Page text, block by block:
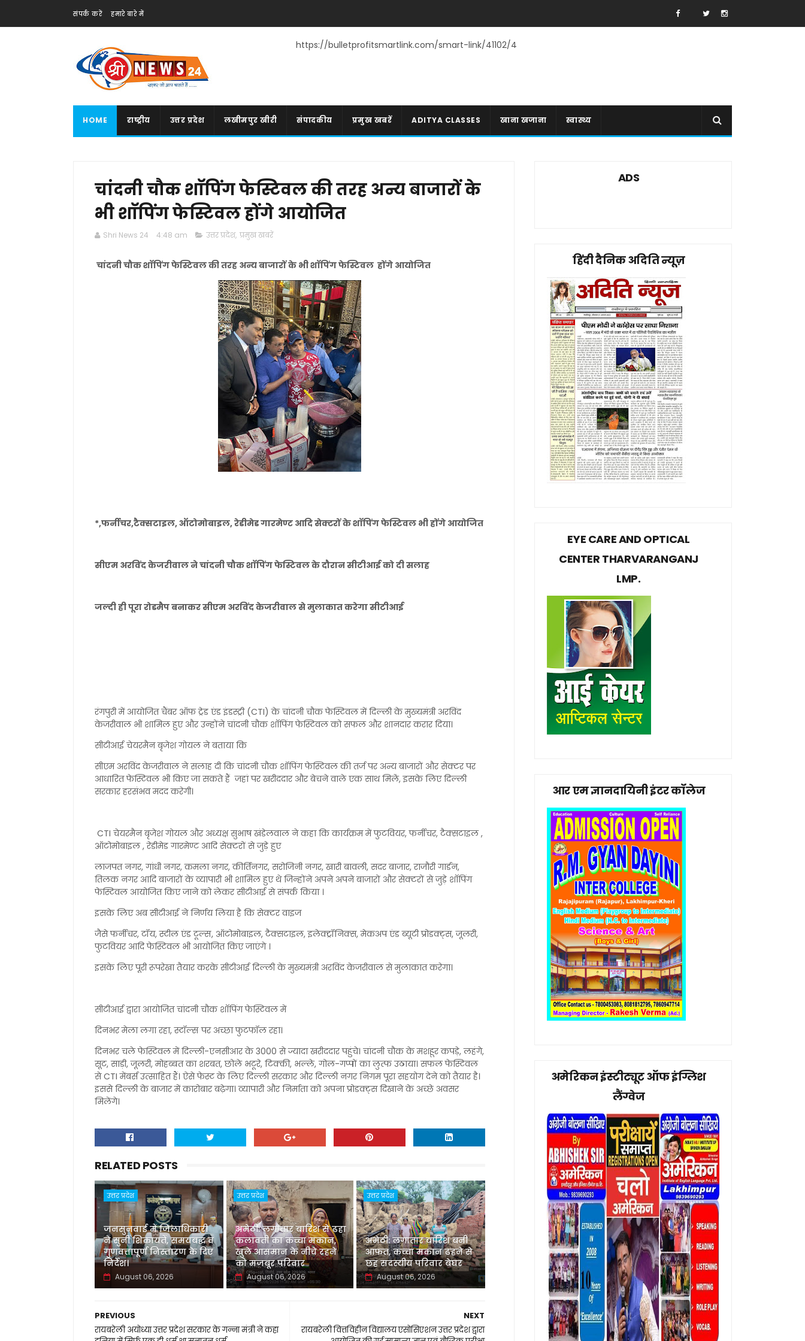
संपर्क करें हमारे बारे में
https://bulletprofitsmartlink.com/smart-link/41102/4
HOME राष्ट्रीय उत्तर प्रदेश लखीमपुर खीरी संपादकीय प्रमुख खबरें ADITYA CLASSES खाना खजाना स्वास्थ्य
चांदनी चौक शाॅपिंग फेस्टिवल की तरह अन्य बाजारों के
भी शाॅपिंग फेस्टिवल होंगे आयोजित
Shri News 24 4:48 am उत्तर प्रदेश, प्रमुख खबरें
चांदनी चौक शाॅपिंग फेस्टिवल की तरह अन्य बाजारों के भी शाॅपिंग फेस्टिवल होंगे आयोजित
*,फर्नीचर,टैक्सटाइल, ऑटोमोबाइल, रेडीमेड गारमेण्ट आदि सेक्टरों के शाॅपिंग फेस्टिवल भी होंगे आयोजित
सीएम अरविंद केजरीवाल ने चांदनी चौक शाॅपिंग फेस्टिवल के दौरान सीटीआई को दी सलाह
जल्दी ही पूरा रोडमैप बनाकर सीएम अरविंद केजरीवाल से मुलाकात करेगा सीटीआई
रंगपुरी में आयोजित चैंबर ऑफ ट्रेड एंड इंडस्ट्री (CTI) के चांदनी चौक फेस्टिवल में दिल्ली के मुख्यमंत्री अरविंद
केजरीवाल भी शामिल हुए और उन्होंने चांदनी चौक शाॅपिंग फेस्टिवल को सफल और शानदार करार दिया।
सीटीआई चेयरमैन बृजेश गोयल ने बताया कि
सीएम अरविंद केजरीवाल ने सलाह दी कि चांदनी चौक शॉपिंग फेस्टिवल की तर्ज पर अन्य बाजारों और सेक्टर पर
आधारित फेस्टिवल भी किए जा सकते हैं जहां पर खरीददार और बेचने वाले एक साथ मिलें‌, इसके लिए दिल्ली
सरकार हरसंभव मदद करेगी।
CTI चेयरमैन बृजेश गोयल और अध्यक्ष सुभाष खंडेलवाल ने कहा कि कार्यक्रम में फुटवियर, फर्नीचर, टैक्सटाइल ,
ऑटोमोबाइल , रेडीमेड गारमेण्ट आदि सेक्टरों से जुड़े हुए
लाजपत नगर, गांधी नगर, कमला नगर, कीर्तिनगर, सरोजिनी नगर, खारी बावली, सदर बाजार, राजौरी गार्डन,
तिलक नगर आदि बाजारों के व्यापारी भी शामिल हुए थे जिन्होंने अपने अपने बाजारों और सेक्टरों से जुड़े शाॅपिंग
फेस्टिवल आयोजित किए जाने को लेकर सीटीआई से संपर्क किया ।
इसके लिए अब सीटीआई ने निर्णय लिया है कि सेक्टर वाइज
जैसे फर्नीचर, टॉय, स्टील एंड टूल्स, ऑटोमोबाइल, टैक्सटाइल, इलेक्ट्रॉनिक्स, मेकअप एंड ब्यूटी प्रोडक्ट्स, जूलरी,
फुटवियर आदि फेस्टिवल भी आयोजित किए जाएंगे ।
इसके लिए पूरी रूपरेखा तैयार करके सीटीआई दिल्ली के मुख्यमंत्री अरविंद केजरीवाल से मुलाकात करेगा।
सीटीआई द्वारा आयोजित चांदनी चौक शाॅपिंग फेस्टिवल में
दिनभर मेला लगा रहा, स्टॉल्स पर अच्छा फुटफॉल रहा।
दिनभर चले फेस्टिवल में दिल्ली-एनसीआर के 3000 से ज्यादा खरीददार पहुंचे। चांदनी चौक के मशहूर कपड़े, लहंगे,
सूट, साड़ी, जूलरी, मोहब्बत का शरबत, छोले भटूरे, टिक्की, भल्ले, गोल-गप्पों का लुत्फ उठाया। सफल फेस्टिवल
से CTI मेंबर्स उत्साहित हैं। ऐसे फेस्ट के लिए दिल्ली सरकार और दिल्ली नगर निगम पूरा सहयोग देने को तैयार है।
इससे दिल्ली के बाजार में कारोबार बढ़ेगा। व्यापारी और निर्माता को अपना प्रोडक्ट्स दिखाने के अच्छे अवसर
मिलेंगे।
RELATED POSTS
उत्तर प्रदेश
जनसुनवाई में जिलाधिकारी
ने सुनीं शिकायतें, समयबद्ध व
गुणवत्तापूर्ण निस्तारण के दिए
निर्देश।
August 06, 2026
उत्तर प्रदेश
अमेठी: लगातार बारिश से ढहा
कलावती का कच्चा मकान,
खुले आसमान के नीचे रहने
को मजबूर परिवार
August 06, 2026
उत्तर प्रदेश
अमेठी: लगातार बारिश बनी
आफत, कच्चा मकान ढहने से
छह सदस्यीय परिवार बेघर
August 06, 2026
NEXT
रायबरेली वित्तविहीन विद्यालय एसोसिएशन उत्तर प्रदेश द्वारा
PREVIOUS
रायबरेली अयोध्या उत्तर प्रदेश सरकार के गन्ना मंत्री ने कहा
ADS
हिंदी दैनिक अदिति न्यूज़
EYE CARE AND OPTICAL
CENTER THARVARANGANJ
LMP.
आर एम ज्ञानदायिनी इंटर कॉलेज
अमेरिकन इंस्टीट्यूट ऑफ इंग्लिश
लैंग्वेज